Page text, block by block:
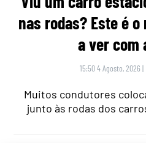
nas rodas? Este é
a ver com
15:50 4 Agosto, 2026 |
Muitos condutores
junto às rodas dos